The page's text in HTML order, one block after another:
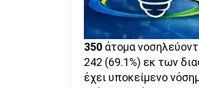
350 άτομα
242 (69.1%) εκ των
έχει υποκείμενο